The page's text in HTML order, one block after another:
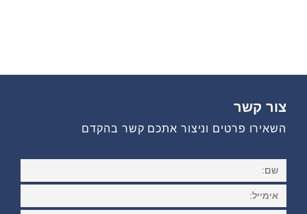
צור קשר
השאירו פרטים וניצור אתכם קשר בהקדם